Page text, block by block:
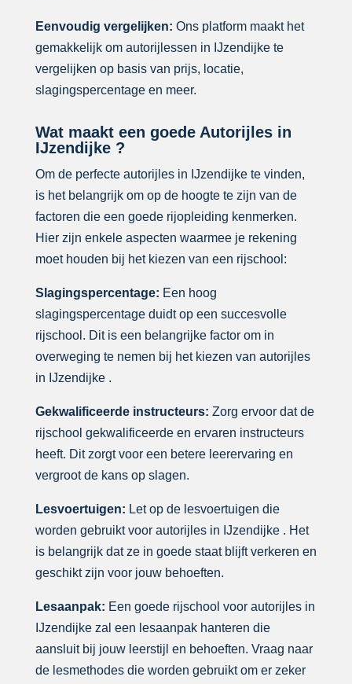
Eenvoudig vergelijken: Ons platform maakt het
gemakkelijk om autorijlessen in IJzendijke te
vergelijken op basis van prijs, locatie,
slagingspercentage en meer.
Wat maakt een goede Autorijles in
IJzendijke ?
Om de perfecte autorijles in IJzendijke te vinden,
is het belangrijk om op de hoogte te zijn van de
factoren die een goede rijopleiding kenmerken.
Hier zijn enkele aspecten waarmee je rekening
moet houden bij het kiezen van een rijschool:
Slagingspercentage: Een hoog
slagingspercentage duidt op een succesvolle
rijschool. Dit is een belangrijke factor om in
overweging te nemen bij het kiezen van autorijles
in IJzendijke .
Gekwalificeerde instructeurs: Zorg ervoor dat de
rijschool gekwalificeerde en ervaren instructeurs
heeft. Dit zorgt voor een betere leerervaring en
vergroot de kans op slagen.
Lesvoertuigen: Let op de lesvoertuigen die
worden gebruikt voor autorijles in IJzendijke . Het
is belangrijk dat ze in goede staat blijft verkeren en
geschikt zijn voor jouw behoeften.
Lesaanpak: Een goede rijschool voor autorijles in
IJzendijke zal een lesaanpak hanteren die
aansluit bij jouw leerstijl en behoeften. Vraag naar
de lesmethodes die worden gebruikt om er zeker